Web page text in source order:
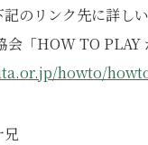
のリンク先に詳しい
「HOW TO PLAY
howto/
兄